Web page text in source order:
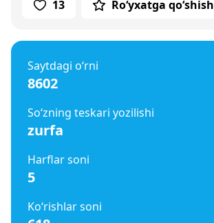
13 Ro‘yxatga qo‘shish
Saytdagi o‘rni
8602
So‘zning teskari yozilishi
zurfa
Harflar soni
5
Ko‘rishlar soni